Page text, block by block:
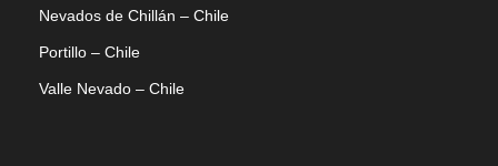
Nevados de Chillán – Chile
Portillo – Chile
Valle Nevado – Chile